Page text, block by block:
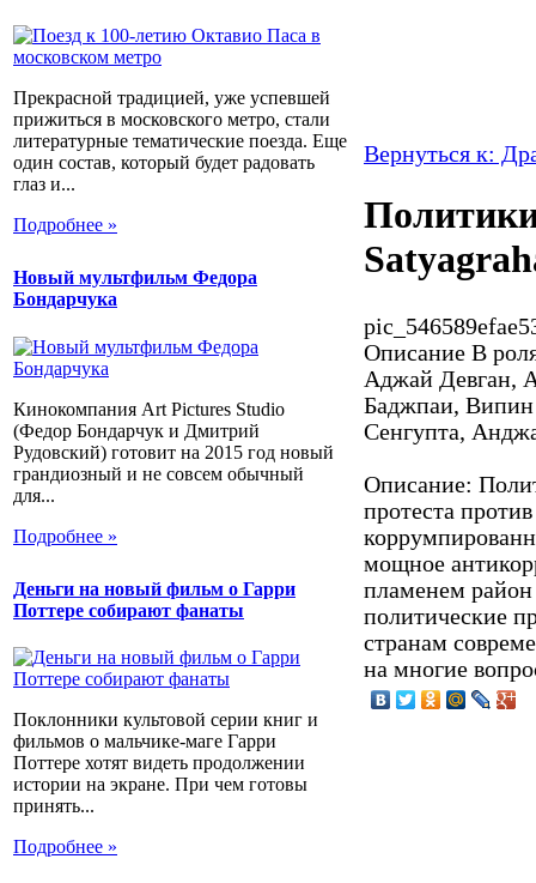
Прекрасной традицией, уже успевшей
прижиться в московского метро, стали
литературные тематические поезда. Еще
один состав, который будет радовать
глаз и...
Подробнее »
Новый мультфильм Федора
Бондарчука
Кинокомпания Art Pictures Studio
(Федор Бондарчук и Дмитрий
Рудовский) готовит на 2015 год новый
грандиозный и не совсем обычный
для...
Подробнее »
Деньги на новый фильм о Гарри
Поттере собирают фанаты
Поклонники культовой серии книг и
фильмов о мальчике-маге Гарри
Поттере хотят видеть продолжении
истории на экране. При чем готовы
принять...
Подробнее »
Вернуться к:
Описание В
Аджай Девган,
Баджпаи,
Сенгупта,
Описание:
протеста
мощное
пламенем
политические
странам
на многие